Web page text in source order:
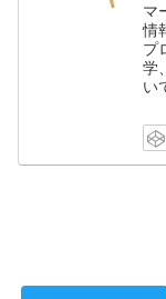
マ
情
プ
学
い